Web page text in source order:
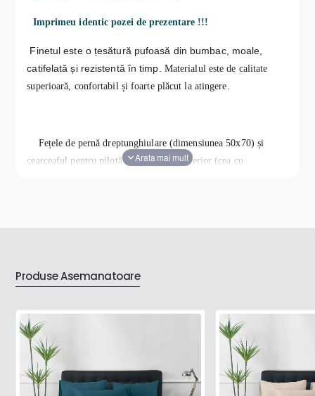
Imprimeu identic pozei de prezentare !!!
Finetul este o țesătură pufoasă din bumbac, moale,
catifelată și rezistentă în timp. Materialul este de calitate
superioară, confortabil și foarte plăcut la atingere.
Fețele de pernă dreptunghiulare (dimensiunea 50x70) și
cearceaful pentru pilotă au partea din exterior (cea cu
- imprimeu identic pozei de prezentare, inclusiv cel al fețelor
de pernă;
-
- nu necesită călcare
- închidere cu fermoar pentru cearceaf pilotă;
Produse Asemanatoare